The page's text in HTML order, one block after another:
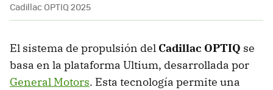
Cadillac OPTIQ 2025
El sistema de propulsión del Cadillac OPTIQ se
basa en la plataforma Ultium, desarrollada por
General Motors. Esta tecnología permite una